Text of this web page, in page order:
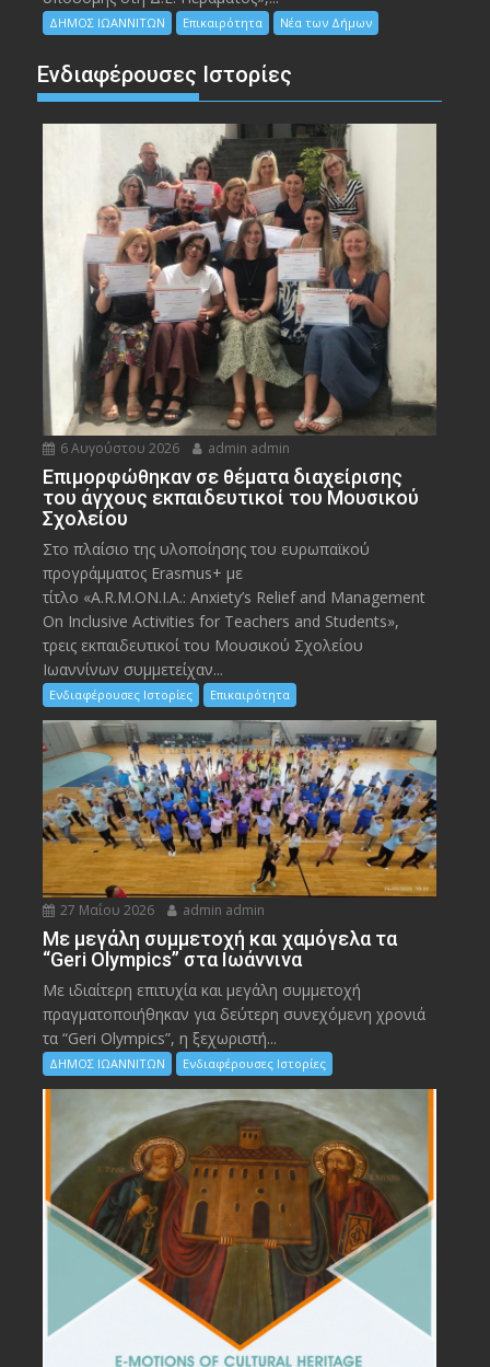
ΔΗΜΟΣ ΙΩΑΝΝΙΤΩΝ Επικαιρότητα Νέα των Δήμων
Ενδιαφέρουσες Ιστορίες
6 Αυγούστου 2026 admin admin
Eπιμορφώθηκαν σε θέματα διαχείρισης
του άγχους εκπαιδευτικοί του Μουσικού
Σχολείου
Στο πλαίσιο της υλοποίησης του ευρωπαϊκού
προγράμματος Erasmus+ με
τίτλο «A.R.M.ON.I.A.: Anxiety’s Relief and Management
On Inclusive Activities for Teachers and Students»,
τρεις εκπαιδευτικοί του Μουσικού Σχολείου
Ιωαννίνων συμμετείχαν...
Ενδιαφέρουσες Ιστορίες Επικαιρότητα
27 Μαΐου 2026 admin admin
Με μεγάλη συμμετοχή και χαμόγελα τα
“Geri Olympics” στα Ιωάννινα
Με ιδιαίτερη επιτυχία και μεγάλη συμμετοχή
πραγματοποιήθηκαν για δεύτερη συνεχόμενη χρονιά
τα “Geri Olympics”, η ξεχωριστή...
ΔΗΜΟΣ ΙΩΑΝΝΙΤΩΝ Ενδιαφέρουσες Ιστορίες